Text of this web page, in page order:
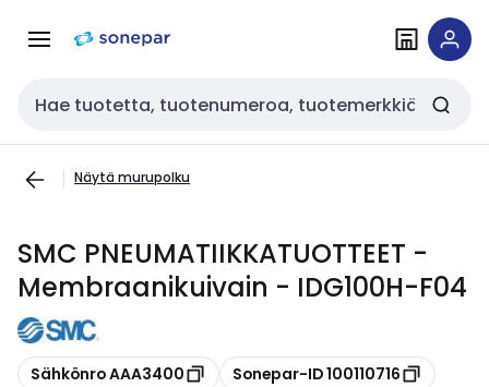
navigointiinsisältöön
Haku
Näytä murupolku
SMC PNEUMATIIKKATUOTTEET -
Membraanikuivain - IDG100H-F04
Kopioi
Sähkönro AAA3400 Kopioi
Sonepar-ID 100110716